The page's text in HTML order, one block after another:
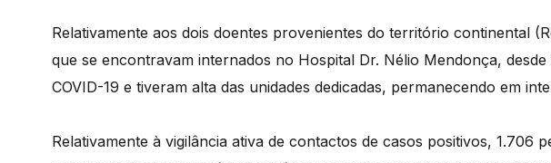
Relativamente aos dois doentes provenientes do território continental
que se encontravam internados no Hospital Dr. Nélio Mendonça,
COVID-19 e tiveram alta das unidades dedicadas, permanecendo em
Relativamente à vigilância ativa de contactos de casos positivos, 1.706